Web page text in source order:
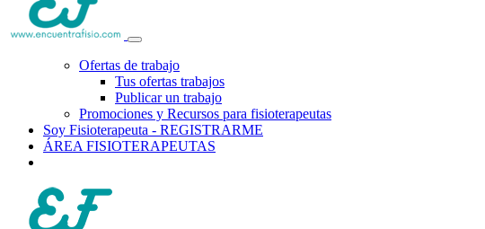
Ofertas de trabajo
Tus ofertas trabajos
Publicar un trabajo
Promociones y Recursos para fisioterapeutas
Soy Fisioterapeuta - REGISTRARME
ÁREA FISIOTERAPEUTAS